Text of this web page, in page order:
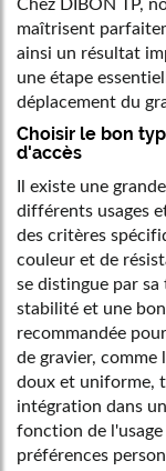
maîtrisent
ainsi un résultat
une étape
déplacement du
Choisir le bon
d'accès
Il existe une
différents usages
des critères
couleur et de
se distingue par
stabilité et une
recommandée
de gravier,
doux et uniforme,
intégration dans
fonction de
préférences